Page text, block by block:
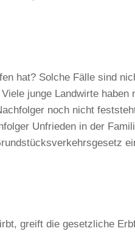
hat? Solche Fälle sind
junge Landwirte haben
noch nicht
Unfrieden in der
greift die gesetzliche